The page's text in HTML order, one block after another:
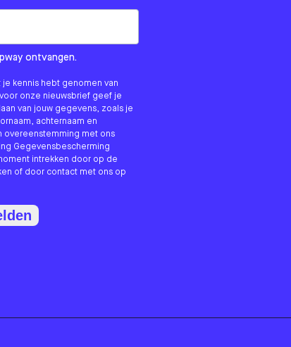
ontvangen.
kennis hebt genomen van
onze nieuwsbrief geef je
van jouw gegevens, zoals je
achternaam en
overeenstemming met ons
Gegevensbescherming
intrekken door op de
of door contact met ons op